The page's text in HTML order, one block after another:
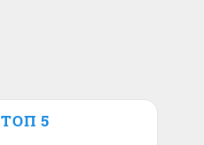
ТОП 5